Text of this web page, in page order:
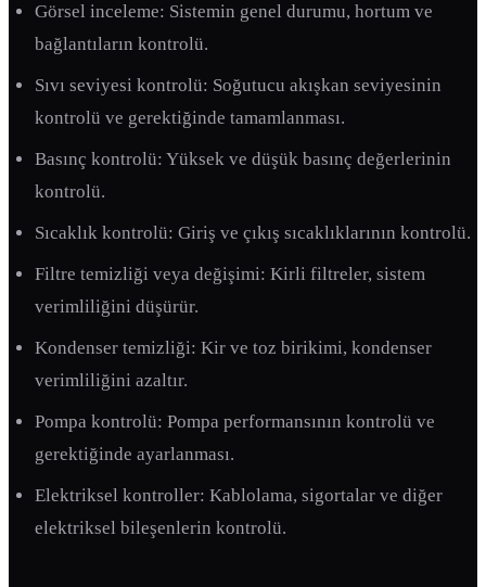
Görsel inceleme: Sistemin genel durumu, hortum ve
bağlantıların kontrolü.
Sıvı seviyesi kontrolü: Soğutucu akışkan seviyesinin
kontrolü ve gerektiğinde tamamlanması.
Basınç kontrolü: Yüksek ve düşük basınç değerlerinin
kontrolü.
Sıcaklık kontrolü: Giriş ve çıkış sıcaklıklarının kontrolü.
Filtre temizliği veya değişimi: Kirli filtreler, sistem
verimliliğini düşürür.
Kondenser temizliği: Kir ve toz birikimi, kondenser
verimliliğini azaltır.
Pompa kontrolü: Pompa performansının kontrolü ve
gerektiğinde ayarlanması.
Elektriksel kontroller: Kablolama, sigortalar ve diğer
elektriksel bileşenlerin kontrolü.